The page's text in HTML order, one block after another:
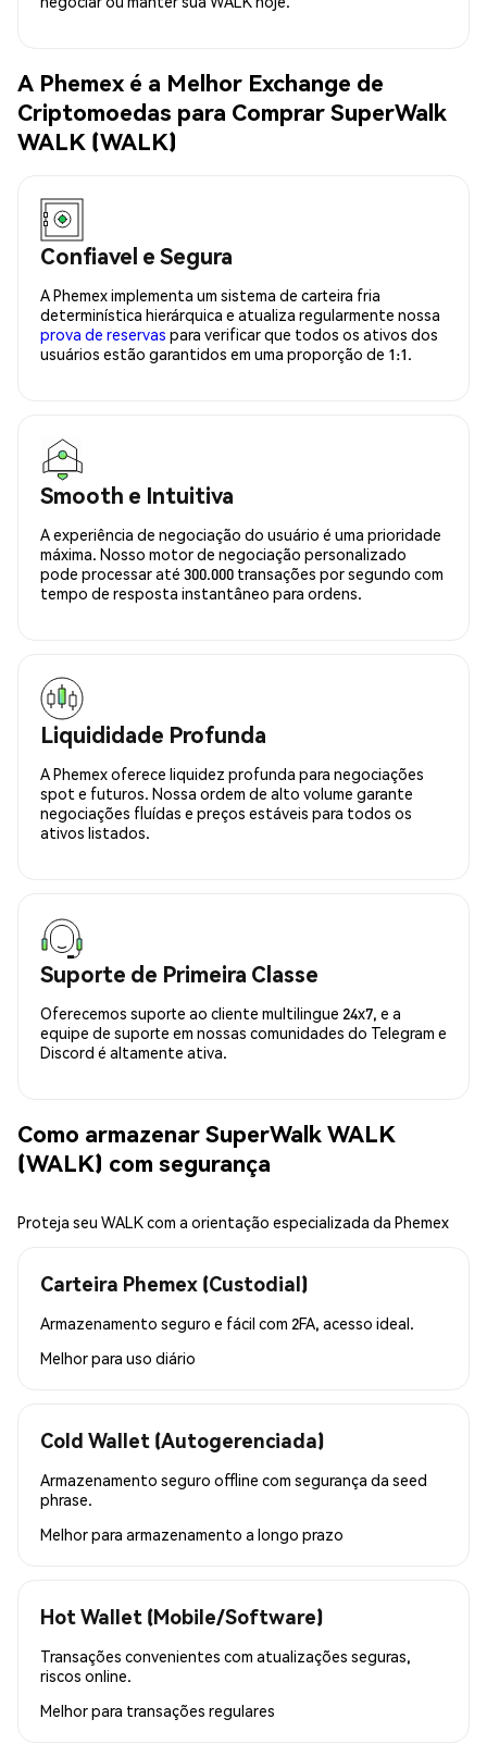
A Phemex é a Melhor Exchange de
Criptomoedas para Comprar SuperWalk
WALK (WALK)
Confiavel e Segura
A Phemex implementa um sistema de carteira fria
determinística hierárquica e atualiza regularmente nossa
prova de reservas para verificar que todos os ativos dos
usuários estão garantidos em uma proporção de 1:1.
Smooth e Intuitiva
A experiência de negociação do usuário é uma prioridade
máxima. Nosso motor de negociação personalizado
pode processar até 300.000 transações por segundo com
tempo de resposta instantâneo para ordens.
Liquididade Profunda
A Phemex oferece liquidez profunda para negociações
spot e futuros. Nossa ordem de alto volume garante
negociações fluídas e preços estáveis para todos os
ativos listados.
Suporte de Primeira Classe
Oferecemos suporte ao cliente multilingue 24x7, e a
equipe de suporte em nossas comunidades do Telegram e
Discord é altamente ativa.
Como armazenar SuperWalk WALK
(WALK) com segurança
Proteja seu WALK com a orientação especializada da Phemex
Carteira Phemex (Custodial)
Armazenamento seguro e fácil com 2FA, acesso ideal.
Melhor para uso diário
Cold Wallet (Autogerenciada)
Armazenamento seguro offline com segurança da seed
phrase.
Melhor para armazenamento a longo prazo
Hot Wallet (Mobile/Software)
Transações convenientes com atualizações seguras,
riscos online.
Melhor para transações regulares